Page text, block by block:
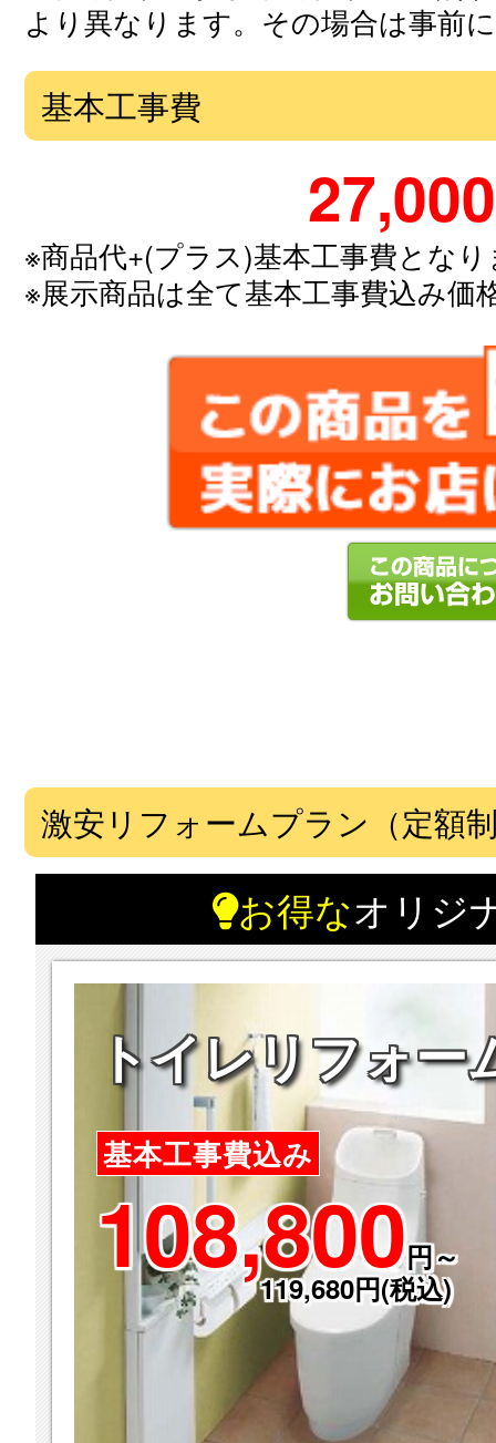
より異なります。その場合は事前
基本工事費
27,000
※商品代+(プラス)基本工事費とな
※展示商品は全て基本工事費込み価
激安リフォームプラン（定額
お得なオリジ
トイレリフォー
基本工事費込み
108,800円～
119,680円(税込)